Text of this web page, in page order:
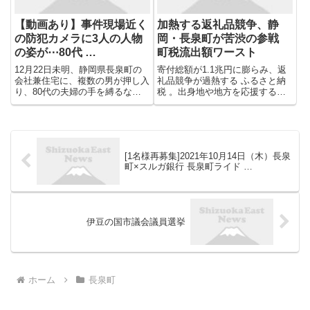
【動画あり】事件現場近く
の防犯カメラに3人の人物
の姿が⋯80代 …
12月22日未明、静岡県長泉町の
会社兼住宅に、複数の男が押し入
り、80代の夫婦の手を縛るなど
して現金約1000万円を奪う強盗
て、警察が事件との関連につい
て...
加熱する返礼品競争、静
岡・長泉町が苦渋の参戦
町税流出額ワースト
寄付総額が1.1兆円に膨らみ、返
礼品競争が過熱する ふるさと納
税 。出身地や地方を応援すると
いう制度本来の趣旨から外れ、税
[1名様再募集]2021年10月14日（木）長泉
町×スルガ銀行 長泉町ライド …
伊豆の国市議会議員選挙
ホーム 長泉町